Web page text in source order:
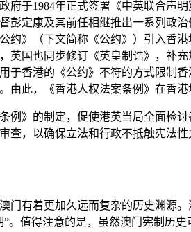
府于1984年正式签署《中英联合
彭定康及其前任相继推出一系列政
约》（下文简称《公约》）引入香
英国也同步修订《英皇制诰》，补
于香港的《公约》不符的方式限制
由此，《香港人权法案条例》在香港
》的制定，促使港英当局全面检讨
查，以确保立法和行政不抵触宪法
有着更加久远而复杂的历史渊源。
。值得注意的是，虽然澳门宪制历